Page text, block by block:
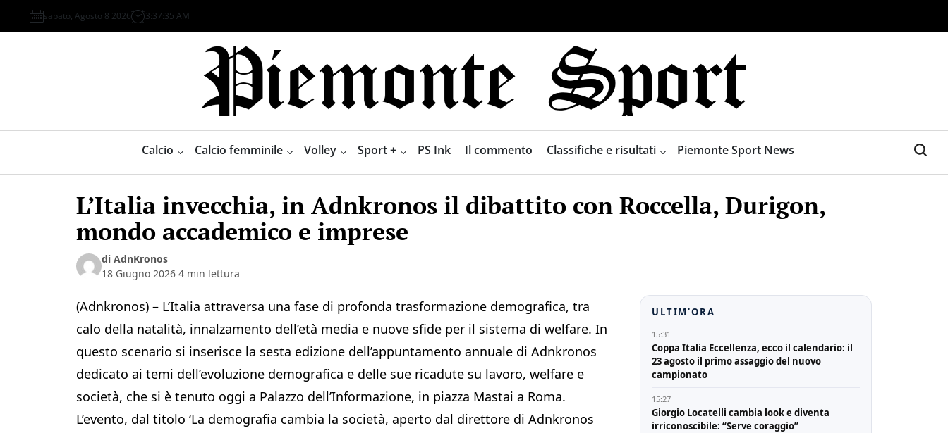
to
sabato, Agosto 8 2026 3:37:35 AM
Sport
Calcio Calcio femminile Volley Sport + PS Ink Il commento Classifiche e risultati Piemonte Sport News
L’Italia invecchia, in Adnkronos il dibattito con Roccella, Durigon,
mondo accademico e imprese
di AdnKronos
18 Giugno 2026 4 min lettura
(Adnkronos) – L’Italia attraversa una fase di profonda trasformazione demografica, tra
calo della natalità, innalzamento dell’età media e nuove sfide per il sistema di welfare. In
questo scenario si inserisce la sesta edizione dell’appuntamento annuale di Adnkronos
dedicato ai temi dell’evoluzione demografica e delle sue ricadute su lavoro, welfare e
società, che si è tenuto oggi a Palazzo dell’Informazione, in piazza Mastai a Roma.
L’evento, dal titolo ‘La demografia cambia la società, aperto dal direttore di Adnkronos
ULTIM'ORA
15:31
Coppa Italia Eccellenza, ecco il calendario: il
23 agosto il primo assaggio del nuovo
campionato
15:27
Giorgio Locatelli cambia look e diventa
irriconoscibile: “Serve coraggio”